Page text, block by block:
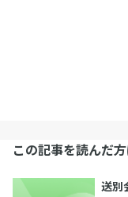
この記事を読んだ
送別